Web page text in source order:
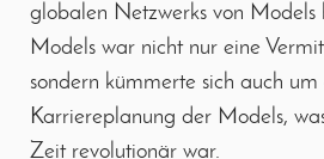
globalen Netzwerks von Models
Models war nicht nur eine
sondern kümmerte sich auch
Karriereplanung der Models,
Zeit revolutionär war.